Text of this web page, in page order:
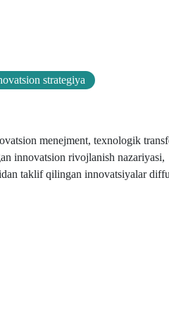
strategiya
menejment, texnologik
innovatsion rivojlanish nazariyasi,
taklif qilingan innovatsiyalar